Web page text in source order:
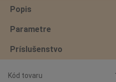
Popis
Parametre
Príslušenstvo
Kód tovaru